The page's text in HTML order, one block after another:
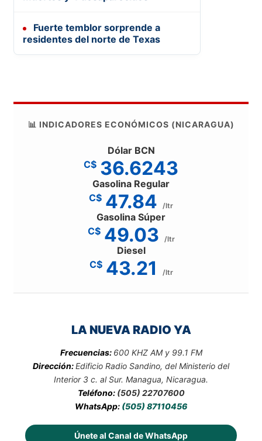
Fuerte temblor sorprende a
residentes del norte de Texas
📊 INDICADORES ECONÓMICOS (NICARAGUA)
Dólar BCN
C$ 36.6243
Gasolina Regular
C$ 47.84 /ltr
Gasolina Súper
C$ 49.03 /ltr
Diesel
C$ 43.21 /ltr
LA NUEVA RADIO YA
Frecuencias: 600 KHZ AM y 99.1 FM
Dirección:Edificio Radio Sandino, del Ministerio del
Interior 3 c. al Sur. Managua, Nicaragua.
Teléfono: (505) 22707600
WhatsApp: (505) 87110456
Únete al Canal de WhatsApp